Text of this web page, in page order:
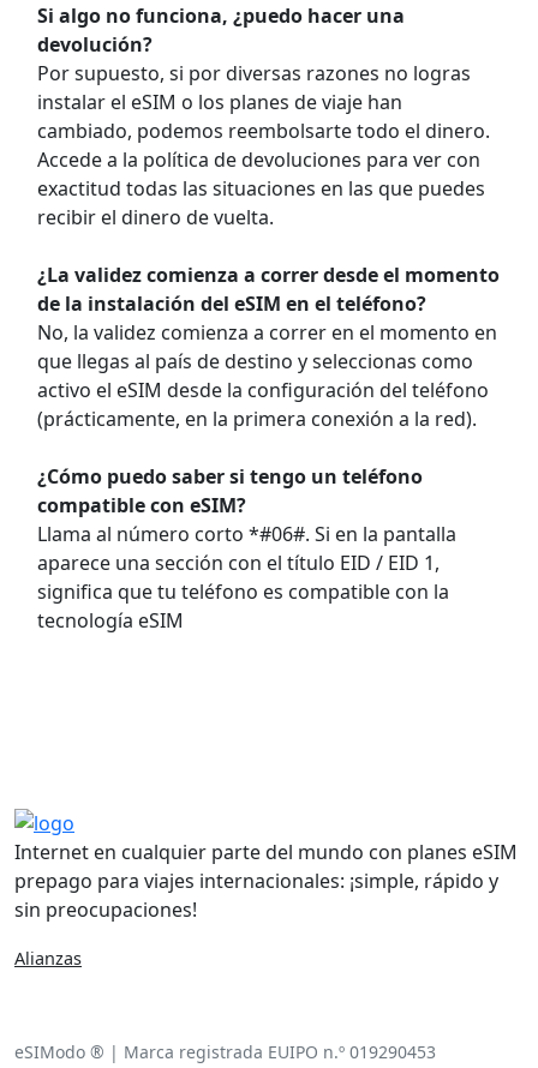
Si algo no funciona, ¿puedo hacer una
devolución?
Por supuesto, si por diversas razones no logras
instalar el eSIM o los planes de viaje han
cambiado, podemos reembolsarte todo el dinero.
Accede a la política de devoluciones para ver con
exactitud todas las situaciones en las que puedes
recibir el dinero de vuelta.
¿La validez comienza a correr desde el momento
de la instalación del eSIM en el teléfono?
No, la validez comienza a correr en el momento en
que llegas al país de destino y seleccionas como
activo el eSIM desde la configuración del teléfono
(prácticamente, en la primera conexión a la red).
¿Cómo puedo saber si tengo un teléfono
compatible con eSIM?
Llama al número corto *#06#. Si en la pantalla
aparece una sección con el título EID / EID 1,
significa que tu teléfono es compatible con la
tecnología eSIM
Internet en cualquier parte del mundo con planes eSIM
prepago para viajes internacionales: ¡simple, rápido y
sin preocupaciones!
Alianzas
eSIModo ® | Marca registrada EUIPO n.º 019290453